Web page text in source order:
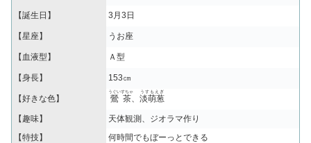
【誕生日】 3月3日
【星座】 うお座
【血液型】 Ａ型
【身長】 153㎝
【好きな色】 鶯茶
うぐいすちゃ
淡萌葱
うすもえぎ
【趣味】
天体観測、ジオラマ作り
【特技】
何時間でもぼーっとできる